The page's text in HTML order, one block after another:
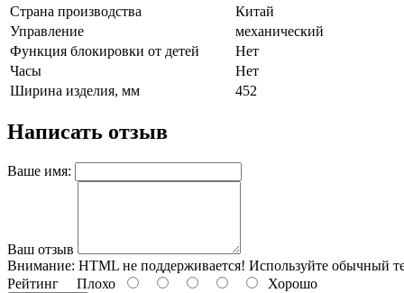
Страна производства
Китай
Управление
механический
Функция блокировки от детей
Нет
Часы
Нет
Ширина изделия, мм
452
Написать отзыв
Ваше имя:
Ваш отзыв
Внимание: HTML не поддерживается! Используйте обычный
Рейтинг Плохо Хорошо